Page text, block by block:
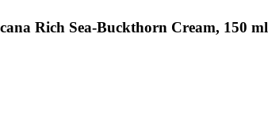
Rich Sea-Buckthorn Cream, 150 ml